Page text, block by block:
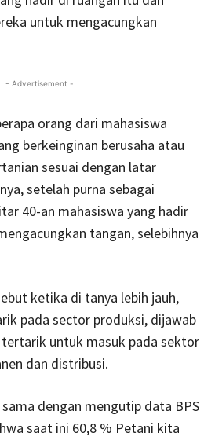
untuk mengacungkan
- Advertisement -
orang dari mahasiswa
berkeinginan berusaha atau
sesuai dengan latar
setelah purna sebagai
40-an mahasiswa yang hadir
tangan, selebihnya
ketika di tanya lebih jauh,
pada sector produksi, dijawab
untuk masuk pada sektor
dan distribusi.
dengan mengutip data BPS
saat ini 60,8 % Petani kita